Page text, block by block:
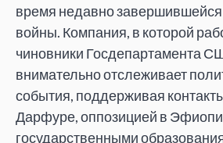
время недавно
войны. Компания, в которой
чиновники Госдепартамента
внимательно отслеживает
события, поддерживая
Дарфуре, оппозицией в
государственными